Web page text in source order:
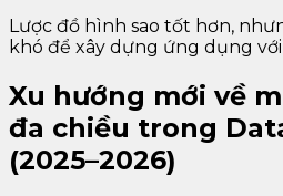
Lược đồ hình sao tốt hơn,
khó để xây dựng ứng dụng với
Xu hướng mới về
đa chiều trong
(2025–2026)